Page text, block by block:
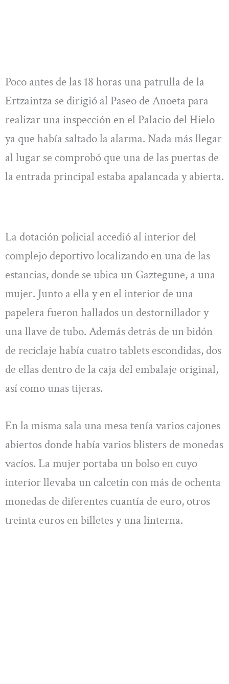
Poco antes de las 18 horas una patrulla de la
Ertzaintza se dirigió al Paseo de Anoeta para
realizar una inspección en el Palacio del Hielo
ya que había saltado la alarma. Nada más llegar
al lugar se comprobó que una de las puertas de
la entrada principal estaba apalancada y abierta.
La dotación policial accedió al interior del
complejo deportivo localizando en una de las
estancias, donde se ubica un Gaztegune, a una
mujer. Junto a ella y en el interior de una
papelera fueron hallados un destornillador y
una llave de tubo. Además detrás de un bidón
de reciclaje había cuatro tablets escondidas, dos
de ellas dentro de la caja del embalaje original,
así como unas tijeras.
En la misma sala una mesa tenía varios cajones
abiertos donde había varios blisters de monedas
vacíos. La mujer portaba un bolso en cuyo
interior llevaba un calcetín con más de ochenta
monedas de diferentes cuantía de euro, otros
treinta euros en billetes y una linterna.